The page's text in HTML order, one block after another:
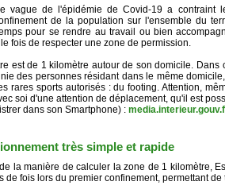
vague de l'épidémie de Covid-19 a contraint
de la population sur l'ensemble du
pour se rendre au travail ou bien
fois de respecter une zone de permission.
est de 1 kilomètre autour de son domicile.
des personnes résidant dans le même
rares sports autorisés : du footing. Attention,
soi d'une attention de déplacement, qu'il est
dans son Smartphone) :
très simple et rapide
la manière de calculer la zone de 1 kilomètre,
de fois lors du premier confinement, permettant de